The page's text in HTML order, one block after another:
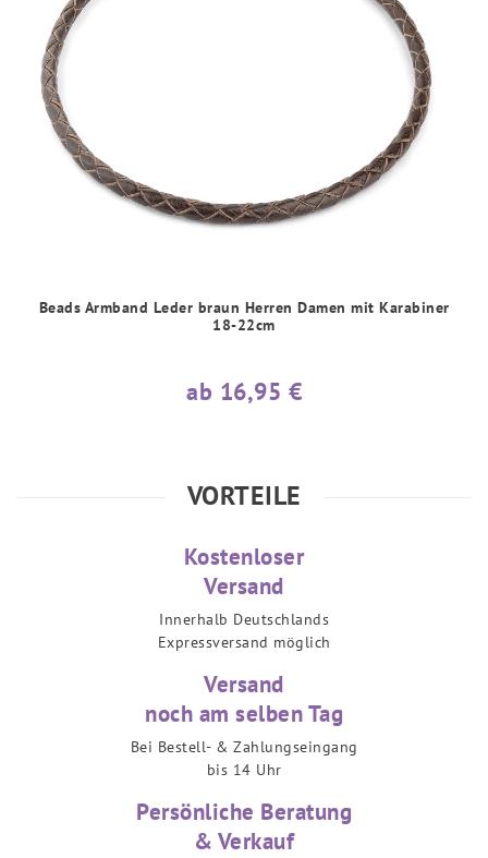
Beads Armband Leder braun Herren Damen mit Karabiner
18-22cm
ab 16,95 €
VORTEILE
Kostenloser
Versand
Innerhalb Deutschlands
Expressversand möglich
Versand
noch am selben Tag
Bei Bestell- & Zahlungseingang
bis 14 Uhr
Persönliche Beratung
& Verkauf